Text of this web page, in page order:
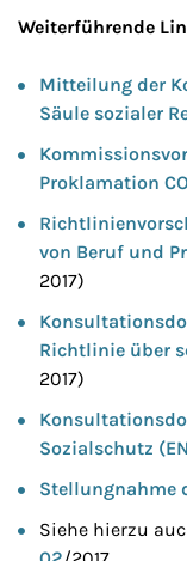
Weiterführende
Mitteilung der
Säule sozialer
Proklamation
von Beruf und
2017)
Richtlinie über
2017)
Sozialschutz
Stellungnahme
Siehe hierzu